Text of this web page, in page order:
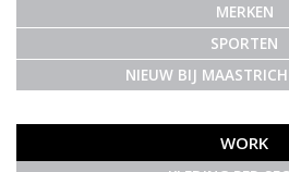
MERKEN
SPORTEN
NIEUW BIJ
WORK